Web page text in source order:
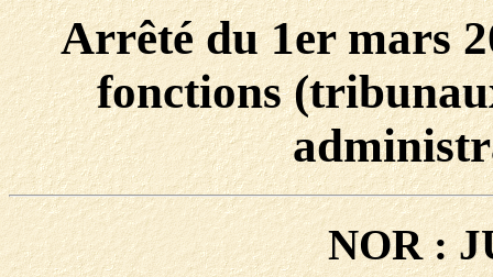
Arrêté du 1er mars
fonctions
NOR :